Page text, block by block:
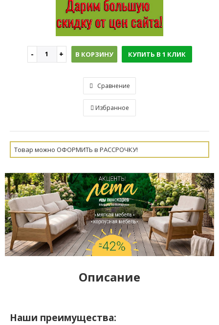
В КОРЗИНУ КУПИТЬ В 1 КЛИК
Сравнение
Избранное
Товар можно ОФОРМИТЬ в РАССРОЧКУ!
Описание
Наши преимущества: